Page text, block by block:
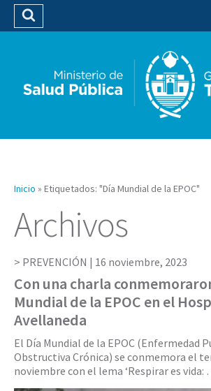
Biblioteca
Buscar
Inicio » Etiquetados: "Día Mundial de la EPOC"
Archivos
PREVENCIÓN | 16 noviembre, 2023
Con una charla
Mundial de la EPOC en el
Avellaneda
El Día Mundial de la EPOC (Enfermedad
Obstructiva Crónica) se conmemora el
noviembre con el lema ‘Respirar es vida: